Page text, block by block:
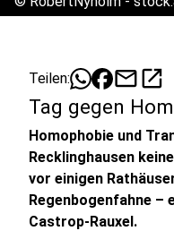
Teilen: mailopen_in_new
Tag gegen
Homophobie und
Recklinghausen
vor einigen
Regenbogenfahne –
Castrop-Rauxel.